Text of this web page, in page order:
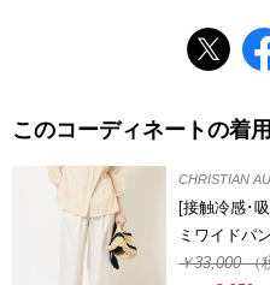
このコーディネートの着
CHRISTIAN
[接触冷感･
ミワイドパ
￥33,000（